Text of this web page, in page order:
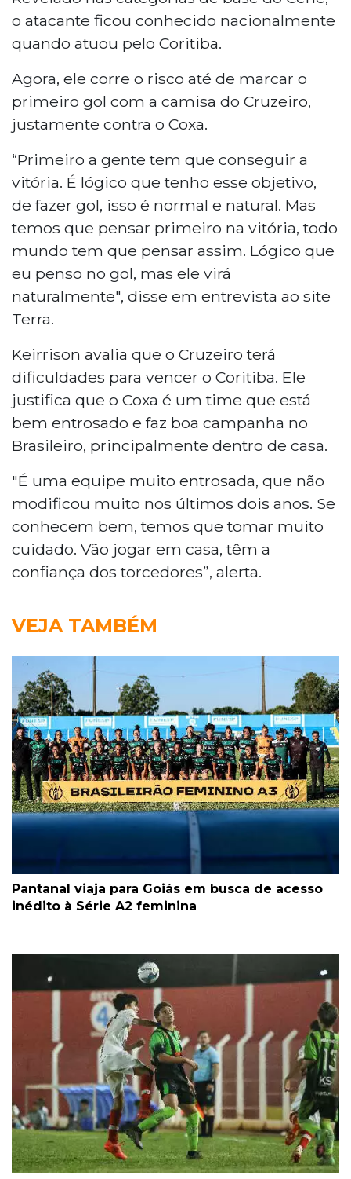
o atacante ficou conhecido nacionalmente
quando atuou pelo Coritiba.
Agora, ele corre o risco até de marcar o
primeiro gol com a camisa do Cruzeiro,
justamente contra o Coxa.
“Primeiro a gente tem que conseguir a
vitória. É lógico que tenho esse objetivo,
de fazer gol, isso é normal e natural. Mas
temos que pensar primeiro na vitória, todo
mundo tem que pensar assim. Lógico que
eu penso no gol, mas ele virá
naturalmente", disse em entrevista ao site
Terra.
Keirrison avalia que o Cruzeiro terá
dificuldades para vencer o Coritiba. Ele
justifica que o Coxa é um time que está
bem entrosado e faz boa campanha no
Brasileiro, principalmente dentro de casa.
"É uma equipe muito entrosada, que não
modificou muito nos últimos dois anos. Se
conhecem bem, temos que tomar muito
cuidado. Vão jogar em casa, têm a
confiança dos torcedores”, alerta.
VEJA TAMBÉM
Pantanal viaja para Goiás em busca de acesso
inédito à Série A2 feminina